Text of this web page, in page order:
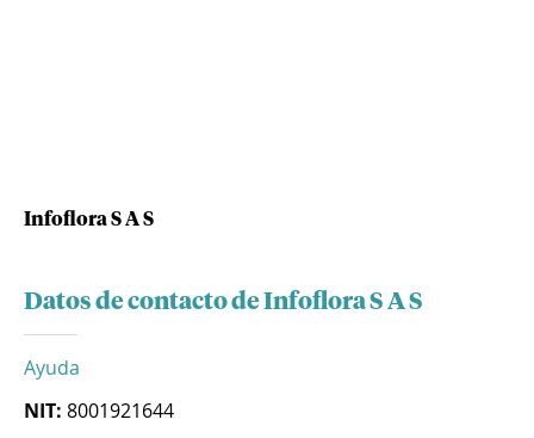
Infoflora S A S
Datos de contacto de Infoflora S A S
Ayuda
NIT: 8001921644